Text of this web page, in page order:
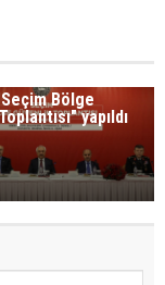
Bölge
yapıldı